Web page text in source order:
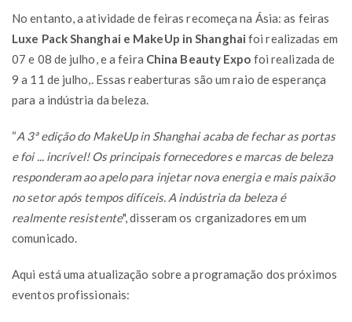
No entanto, a atividade de feiras recomeça na Ásia: as feiras
Luxe Pack Shanghai e MakeUp in Shanghai foi realizadas em
07 e 08 de julho, e a feira China Beauty Expo foi realizada de
9 a 11 de julho,. Essas reaberturas são um raio de esperança
para a indústria da beleza.
“A 3ª edição do MakeUp in Shanghai acaba de fechar as portas
e foi ... incrível! Os principais fornecedores e marcas de beleza
responderam ao apelo para injetar nova energia e mais paixão
no setor após tempos difíceis. A indústria da beleza é
realmente resistente", disseram os organizadores em um
comunicado.
Aqui está uma atualização sobre a programação dos próximos
eventos profissionais: